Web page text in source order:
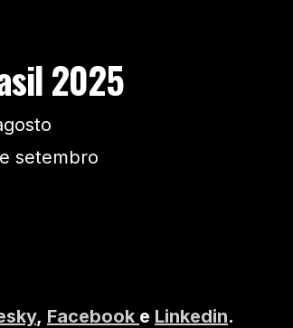
2025
setembro
, Facebook e Linkedin.